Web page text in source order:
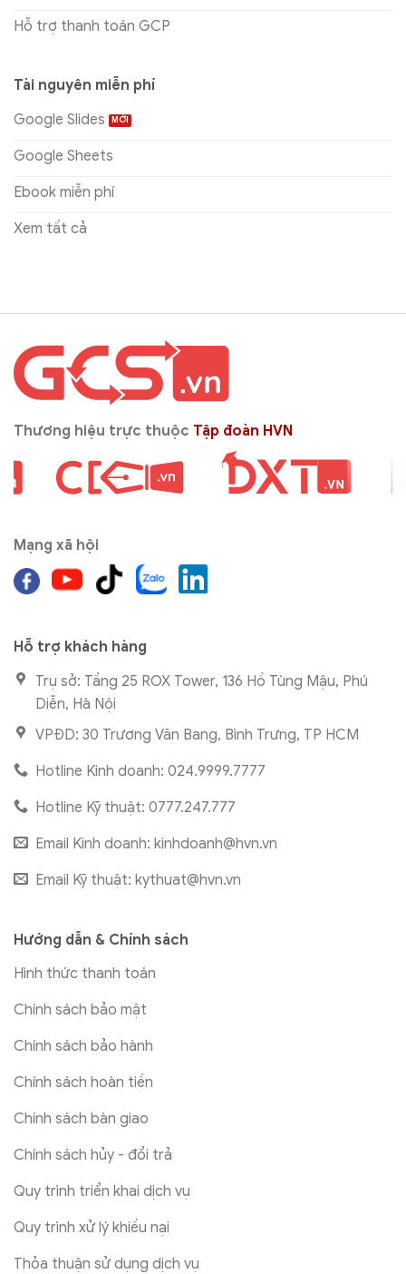
Hỗ trợ thanh toán GCP
Tài nguyên miễn phí
Google Slides
Google Sheets
Ebook miễn phí
Xem tất cả
Thương hiệu trực thuộc Tập đoàn HVN
Mạng xã hội
Hỗ trợ khách hàng
Trụ sở: Tầng 25 ROX Tower, 136 Hồ Tùng Mậu, Phú
Diễn, Hà Nội
VPĐD: 30 Trương Văn Bang, Bình Trưng, TP HCM
Hotline Kinh doanh: 024.9999.7777
Hotline Kỹ thuật: 0777.247.777
Email Kinh doanh: kinhdoanh@hvn.vn
Email Kỹ thuật: kythuat@hvn.vn
Hướng dẫn & Chính sách
Hình thức thanh toán
Chính sách bảo mật
Chính sách bảo hành
Chính sách hoàn tiền
Chính sách bàn giao
Chính sách hủy - đổi trả
Quy trình triển khai dịch vụ
Quy trình xử lý khiếu nại
Thỏa thuận sử dụng dịch vụ